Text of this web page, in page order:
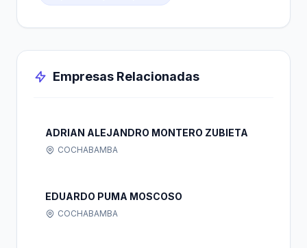
Empresas Relacionadas
ADRIAN ALEJANDRO MONTERO ZUBIETA
COCHABAMBA
EDUARDO PUMA MOSCOSO
COCHABAMBA